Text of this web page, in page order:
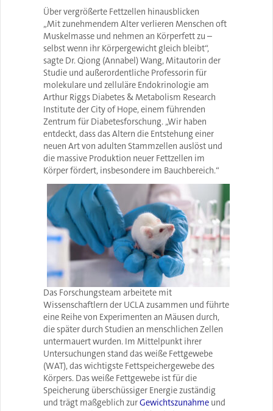
Über vergrößerte Fettzellen hinausblicken
„Mit zunehmendem Alter verlieren Menschen oft
Muskelmasse und nehmen an Körperfett zu –
selbst wenn ihr Körpergewicht gleich bleibt“,
sagte Dr. Qiong (Annabel) Wang, Mitautorin der
Studie und außerordentliche Professorin für
molekulare und zelluläre Endokrinologie am
Arthur Riggs Diabetes & Metabolism Research
Institute der City of Hope, einem führenden
Zentrum für Diabetesforschung. „Wir haben
entdeckt, dass das Altern die Entstehung einer
neuen Art von adulten Stammzellen auslöst und
die massive Produktion neuer Fettzellen im
Körper fördert, insbesondere im Bauchbereich.“
Das Forschungsteam arbeitete mit
Wissenschaftlern der UCLA zusammen und führte
eine Reihe von Experimenten an Mäusen durch,
die später durch Studien an menschlichen Zellen
untermauert wurden. Im Mittelpunkt ihrer
Untersuchungen stand das weiße Fettgewebe
(WAT), das wichtigste Fettspeichergewebe des
Körpers. Das weiße Fettgewebe ist für die
Speicherung überschüssiger Energie zuständig
und trägt maßgeblich zurGewichtszunahme und